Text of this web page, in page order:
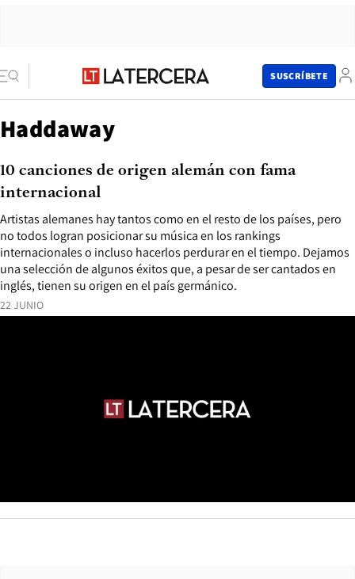
SUSCRÍBETE
Haddaway
22 JUNIO
Artistas alemanes hay tantos como en el resto de los países, pero
no todos logran posicionar su música en los rankings
internacionales o incluso hacerlos perdurar en el tiempo. Dejamos
una selección de algunos éxitos que, a pesar de ser cantados en
inglés, tienen su origen en el país germánico.
10 canciones de origen alemán con fama
internacional